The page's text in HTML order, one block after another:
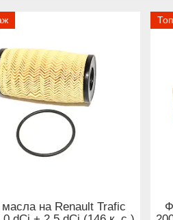
масла на Renault Trafic